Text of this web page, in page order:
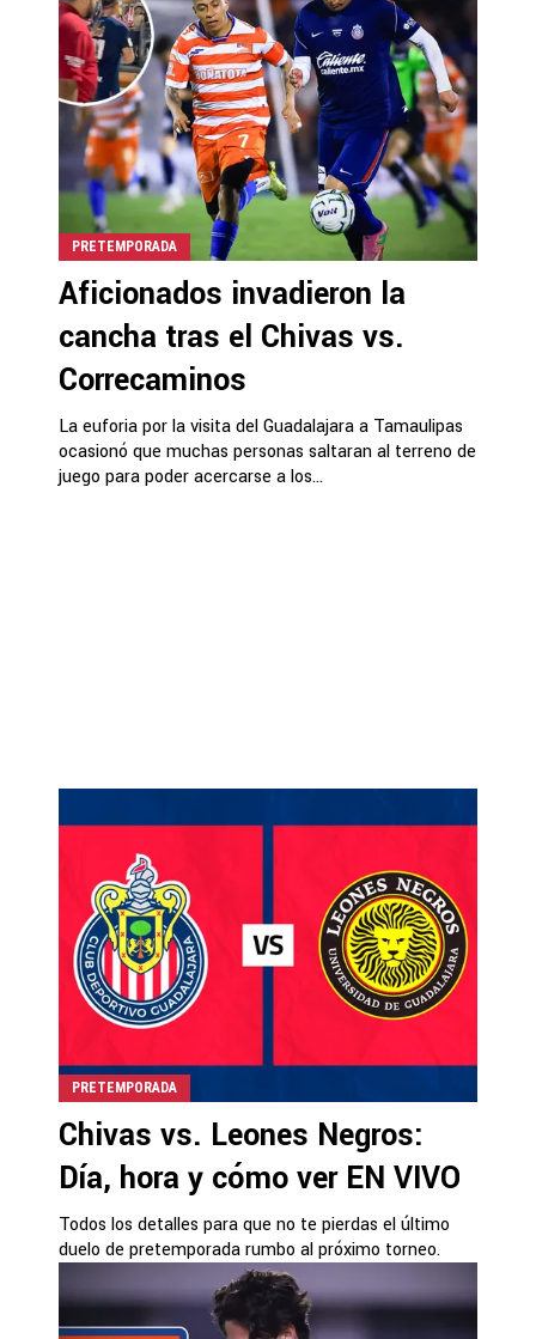
PRETEMPORADA
Aficionados invadieron la
cancha tras el Chivas vs.
Correcaminos
La euforia por la visita del Guadalajara a Tamaulipas
ocasionó que muchas personas saltaran al terreno de
juego para poder acercarse a los...
PRETEMPORADA
Chivas vs. Leones Negros:
Día, hora y cómo ver EN VIVO
Todos los detalles para que no te pierdas el último
duelo de pretemporada rumbo al próximo torneo.